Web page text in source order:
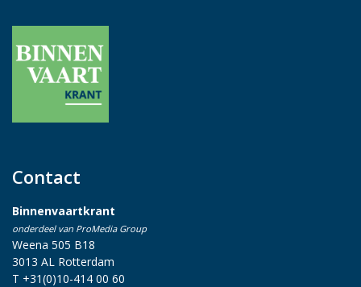
Contact
Binnenvaartkrant
onderdeel van ProMedia Group
Weena 505 B18
3013 AL Rotterdam
T +31(0)10-414 00 60